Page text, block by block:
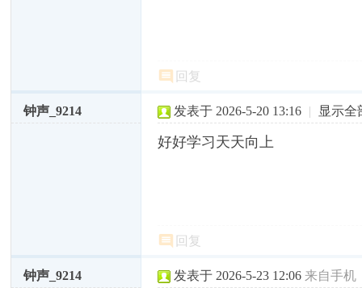
回复
钟声_9214 发表于 2026-5-20 13:16 | 显示全
好好学习天天向上
回复
钟声_9214 发表于 2026-5-23 12:06 来自手机